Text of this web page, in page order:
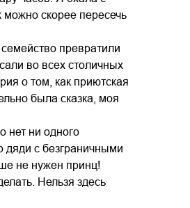
скорее пересечь
превратили
во всех столичных
о том, как приютская
была сказка, моя
нет ни одного
дяди с безграничными
не нужен принц!
Нельзя здесь